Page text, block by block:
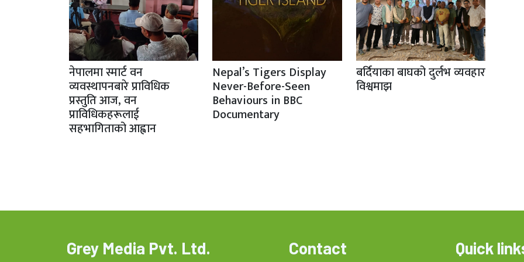
नेपालमा स्मार्ट वन
व्यवस्थापनबारे प्राविधिक
प्रस्तुति आज, वन
प्राविधिकहरूलाई
सहभागिताको आह्वान
Nepal’s Tigers Display
Never-Before-Seen
Behaviours in BBC
Documentary
बर्दियाका बाघको दुर्लभ व्यवहार
विश्वमाझ
Grey Media Pvt. Ltd. Contact Quick